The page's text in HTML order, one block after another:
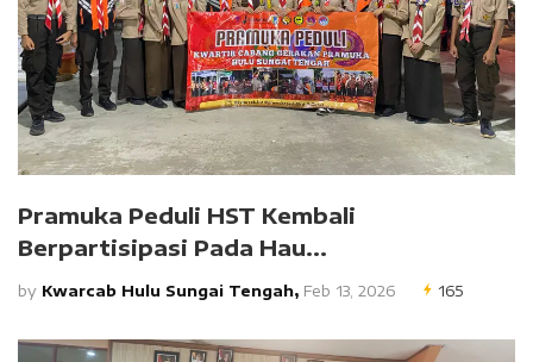
Pramuka Peduli HST Kembali
Berpartisipasi Pada Hau...
by Kwarcab Hulu Sungai Tengah, Feb 13, 2026 165